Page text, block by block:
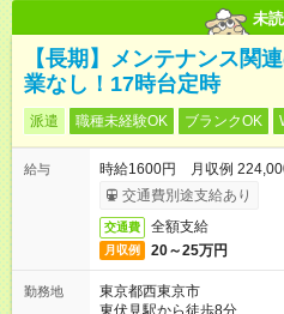
未読
【長期】メンテナンス関
業なし！17時台定時
派遣 職種未経験OK ブランクOK
給与
時給1600円 月収例
交通費別途支給あり
交通費 全額支給
月収例 20～25万円
勤務地
東京都西東京市
東伏見駅から徒歩8分